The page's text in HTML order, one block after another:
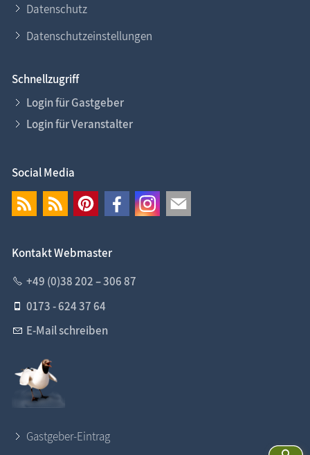
Datenschutz
Datenschutzeinstellungen
Schnellzugriff
Login für Gastgeber
Login für Veranstalter
Social Media
Kontakt Webmaster
+49 (0)38 202 – 306 87
0173 - 624 37 64
E-Mail schreiben
Gastgeber-Eintrag